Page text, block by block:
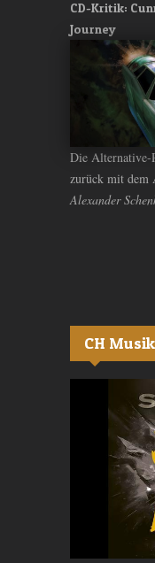
CD-Kritik:
Journey
Die Alternative-
zurück mit dem
Alexander
CH